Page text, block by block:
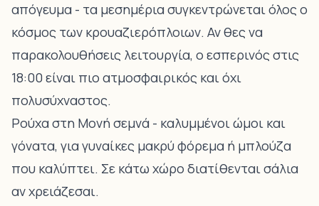
απόγευμα - τα μεσημέρια συγκεντρώνεται όλος ο
κόσμος των κρουαζιερόπλοιων. Αν θες να
παρακολουθήσεις λειτουργία, ο εσπερινός στις
18:00 είναι πιο ατμοσφαιρικός και όχι
πολυσύχναστος.
Ρούχα στη Μονή σεμνά - καλυμμένοι ώμοι και
γόνατα, για γυναίκες μακρύ φόρεμα ή μπλούζα
που καλύπτει. Σε κάτω χώρο διατίθενται σάλια
αν χρειάζεσαι.